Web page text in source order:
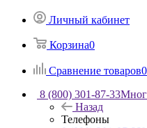
Личный кабинет
Корзина0
Сравнение товаров0
8 (800) 301-87-33
Назад
Телефоны